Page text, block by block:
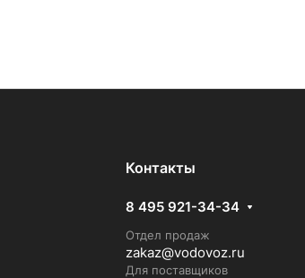
Контакты
8 495 921-34-34
Отдел продаж
zakaz@vodovoz.ru
Для поставщиков